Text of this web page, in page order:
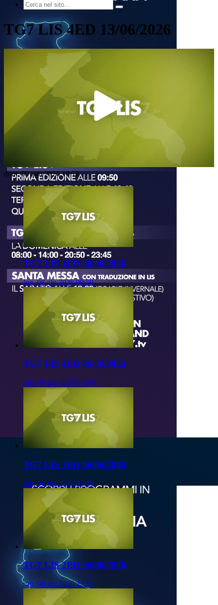
TG7 LIS 4ED 13/06/2026
Play
Video
dom, 09 ago 2026 10:18
TG7 LIS 1ED 08/06/2026
lun, 08 giu 2026 09:50
TG7 LIS 4ED 06/06/2026
sab, 06 giu 2026 23:55
TG7 LIS 3ED 06/06/2026
sab, 06 giu 2026 20:50
TG7 LIS 2ED 06/06/2026
sab, 06 giu 2026 13:50